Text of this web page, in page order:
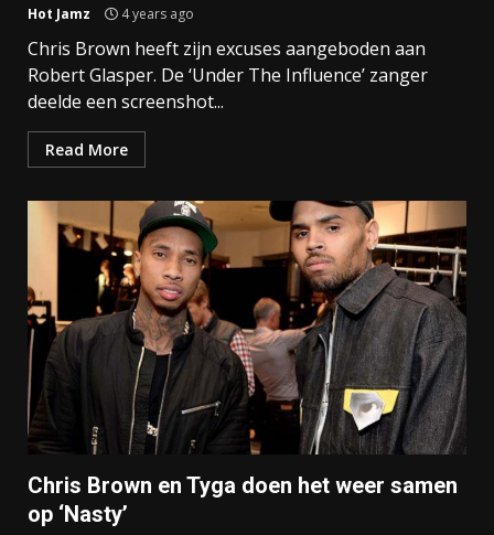
Hot Jamz 4 years ago
Chris Brown heeft zijn excuses aangeboden aan
Robert Glasper. De ‘Under The Influence’ zanger
deelde een screenshot...
Read More
Chris Brown en Tyga doen het weer samen
op ‘Nasty’